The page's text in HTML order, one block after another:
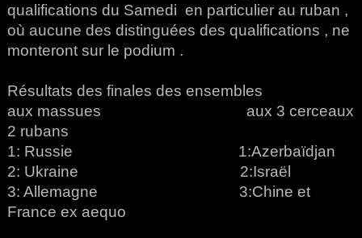
qualifications du Samedi en particulier au ruban ,
où aucune des distinguées des qualifications , ne
monteront sur le podium .
Résultats des finales des ensembles
aux massues aux 3 cerceaux
2 rubans
1: Russie 1:Azerbaïdjan
2: Ukraine 2:Israël
3: Allemagne 3:Chine et
France ex aequo